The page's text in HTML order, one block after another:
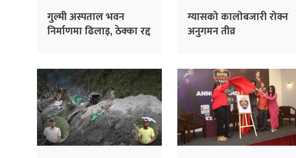
गुल्मी अस्पताल भवन
निर्माणमा ढिलाइ, ठेक्का रद्द
ग्यासको कालोबजारी रोक्न
अनुगमन तीव्र